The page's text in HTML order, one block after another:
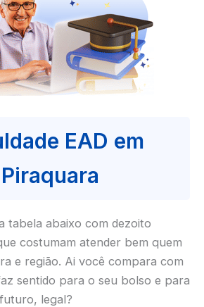
EAD em
Piraquara
tabela abaixo com dezoito
costumam atender bem quem
e região. Ai você compara com
sentido para o seu bolso e para
legal?